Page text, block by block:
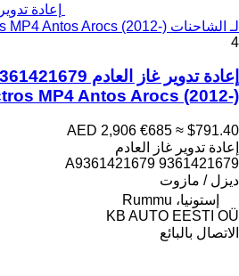
لـ الشاحنات Mercedes-Benz Actros MP4 Antos Arocs (2012-)
4
MP4 Antos Arocs (2012-)
AED 2,906 €685 ≈ $791.40
إعادة تدوير غاز العادم
A9361421679 9361421679
ديزل / مازوت
إستونيا، Rummu
KB AUTO EESTI OÜ
الاتصال بالبائع